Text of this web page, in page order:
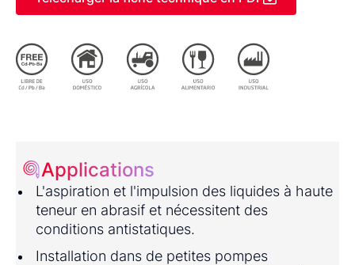
Applications
L'aspiration et l'impulsion des liquides à haute
teneur en abrasif et nécessitent des
conditions antistatiques.
Installation dans de petites pompes